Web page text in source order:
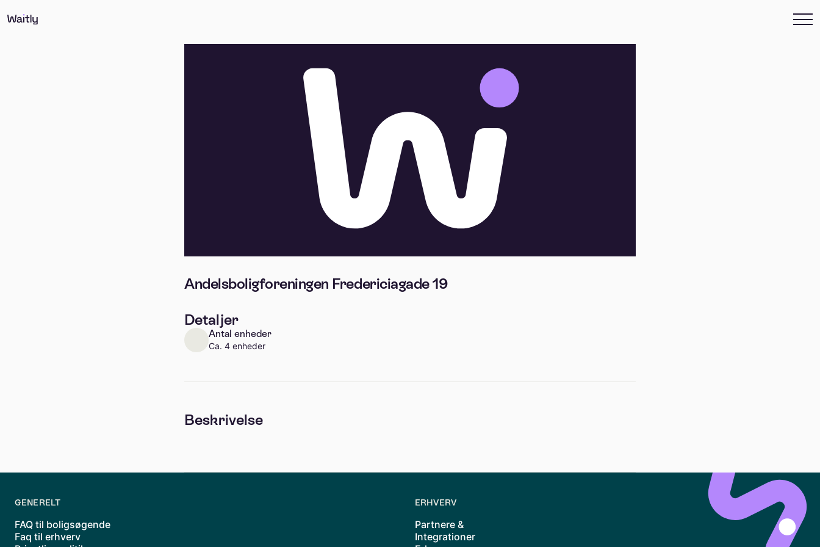
Andelsboligforeningen Fredericiagade 19
Detaljer
Antal enheder
Ca. 4 enheder
Beskrivelse
GENERELT
FAQ til boligsøgende
Faq til erhverv
ERHVERV
Partnere &
Integrationer